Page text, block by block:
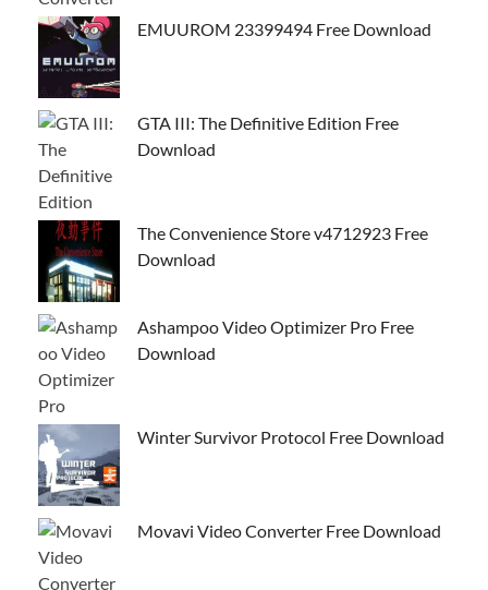
EMUUROM 23399494 Free Download
GTA III: The Definitive Edition Free
Download
The Convenience Store v4712923 Free
Download
Ashampoo Video Optimizer Pro Free
Download
Winter Survivor Protocol Free Download
Movavi Video Converter Free Download